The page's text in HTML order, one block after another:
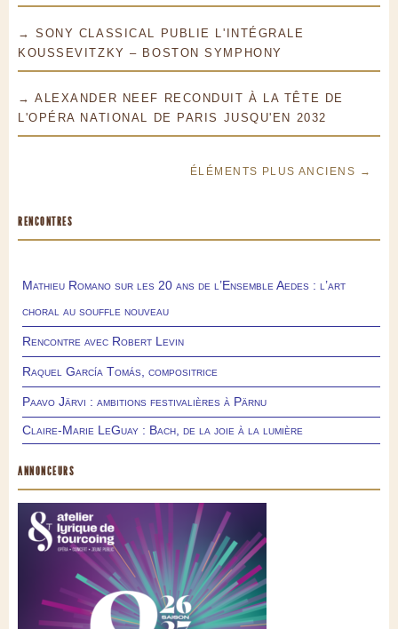
→ SONY CLASSICAL PUBLIE L'INTÉGRALE
KOUSSEVITZKY – BOSTON SYMPHONY
→ ALEXANDER NEEF RECONDUIT À LA TÊTE DE
L'OPÉRA NATIONAL DE PARIS JUSQU'EN 2032
ÉLÉMENTS PLUS ANCIENS →
RENCONTRES
Mathieu Romano sur les 20 ans de l’Ensemble Aedes : l’art
choral au souffle nouveau
Rencontre avec Robert Levin
Raquel García Tomás, compositrice
Paavo Järvi : ambitions festivalières à Pärnu
Claire-Marie LeGuay : Bach, de la joie à la lumière
ANNONCEURS